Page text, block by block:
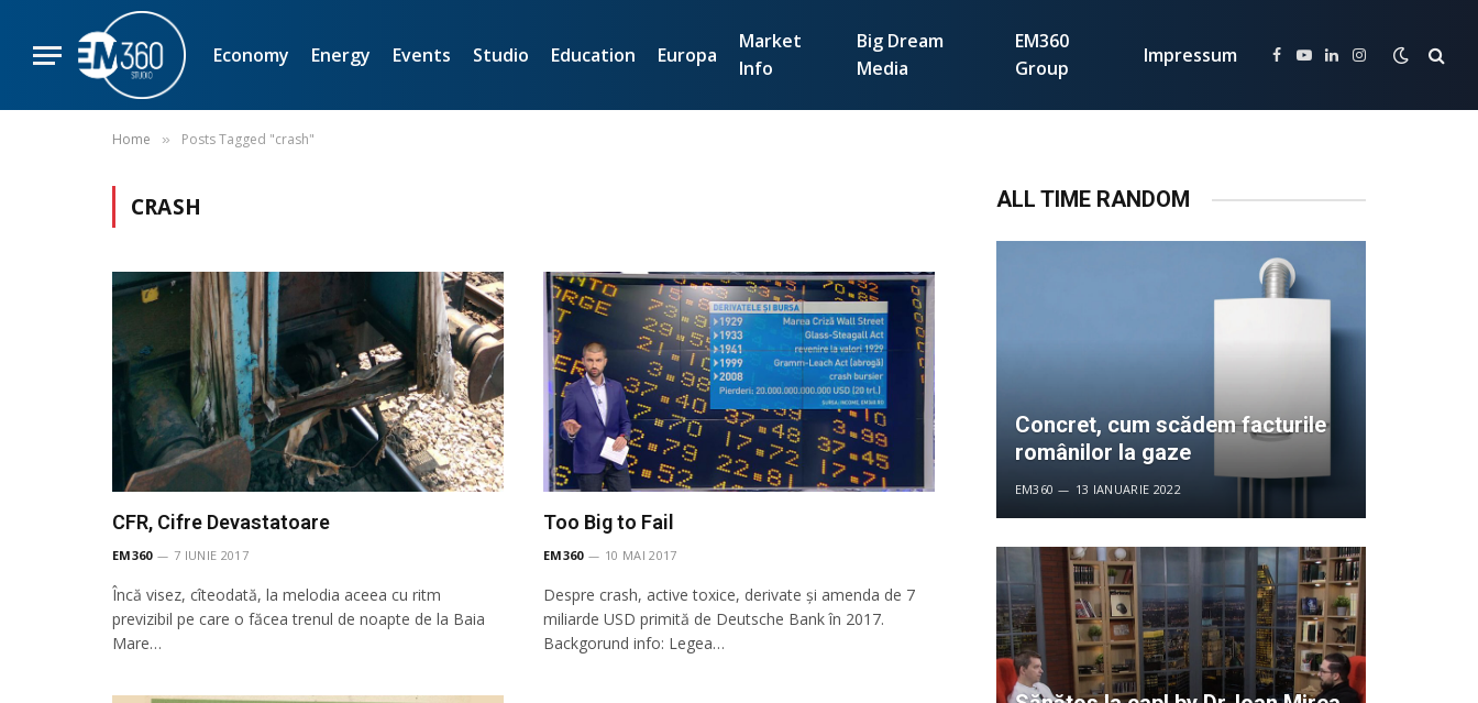
Economy Energy Events Studio Education Europa
Market
Info
Big Dream
Media
EM360
Group
Impressum Facebook
YouTube
LinkedInInstagram
Home » Posts Tagged "crash"
CRASH
CFR, Cifre Devastatoare
EM360 7 IUNIE 2017
Încă visez, cîteodată, la melodia aceea cu ritm
previzibil pe care o făcea trenul de noapte de la Baia
Mare…
Too Big to Fail
EM360 10 MAI 2017
Despre crash, active toxice, derivate și amenda de 7
miliarde USD primită de Deutsche Bank în 2017.
Backgorund info: Legea…
ALL TIME RANDOM
Concret, cum scădem facturile
românilor la gaze
EM360 13 IANUARIE 2022